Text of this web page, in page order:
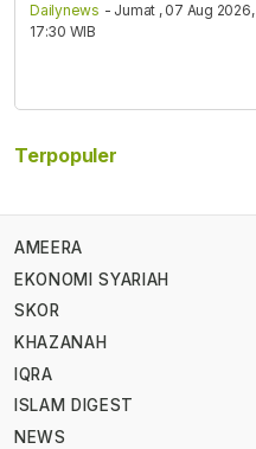
Dailynews - Jumat , 07 Aug 2026,
17:30 WIB
Terpopuler
AMEERA
EKONOMI SYARIAH
SKOR
KHAZANAH
IQRA
ISLAM DIGEST
NEWS